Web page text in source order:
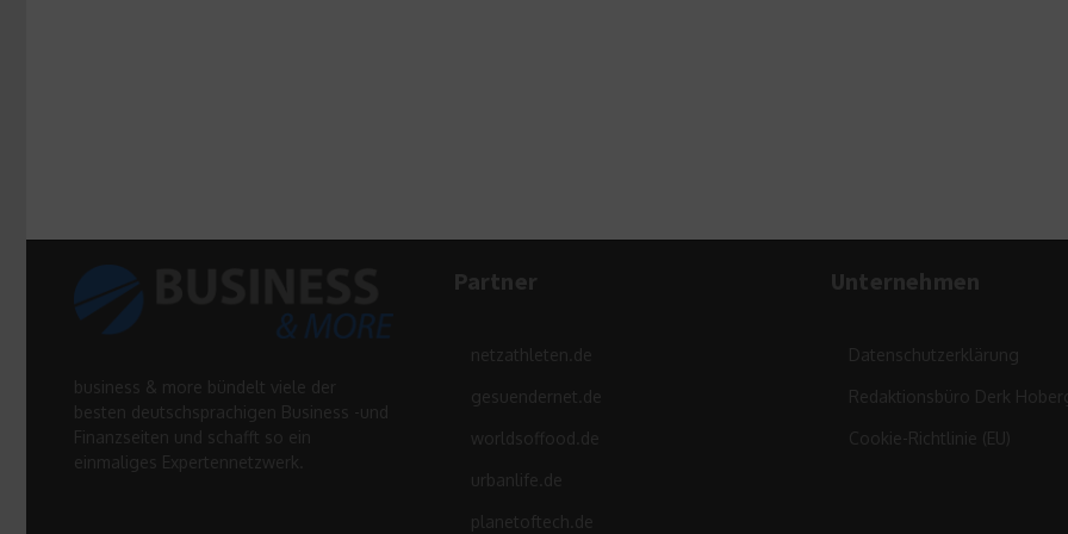
business & more bündelt viele der
besten deutschsprachigen Business -und
Finanzseiten und schafft so ein
einmaliges Expertennetzwerk.
Partner
netzathleten.de
gesuendernet.de
worldsoffood.de
urbanlife.de
planetoftech.de
Unternehmen
Datenschutzerklärung
Redaktionsbüro Derk
Cookie-Richtlinie (EU)